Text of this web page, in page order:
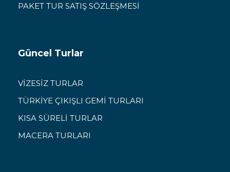
PAKET TUR SATIŞ SÖZLEŞMESİ
Güncel Turlar
VİZESİZ TURLAR
TÜRKİYE ÇIKIŞLI GEMİ TURLARI
KISA SÜRELİ TURLAR
MACERA TURLARI